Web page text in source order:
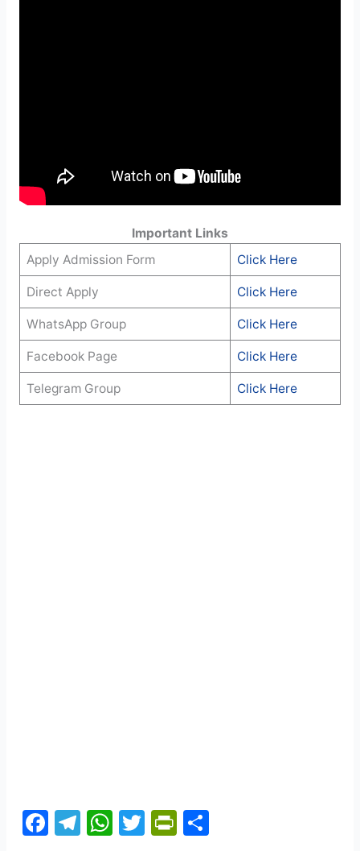
Important Links
Apply Admission Form
Click Here
Direct Apply Click Here
WhatsApp Group Click Here
Facebook Page Click Here
Telegram Group Click Here
F T W T Pr S